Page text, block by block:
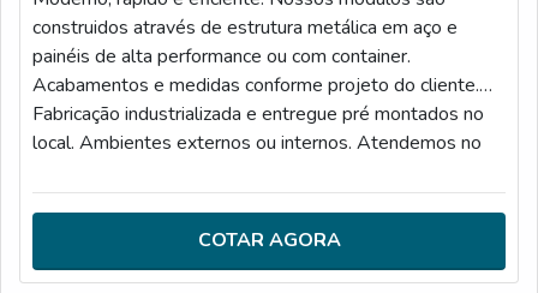
construidos através de estrutura metálica em aço e
painéis de alta performance ou com container.
Acabamentos e medidas conforme projeto do cliente.
Fabricação industrializada e entregue pré montados no
local. Ambientes externos ou internos. Atendemos no
Atendemos todas as normas da construção civil e você
pode utilizar os módulos para um ambiente provisório ou
COTAR AGORA